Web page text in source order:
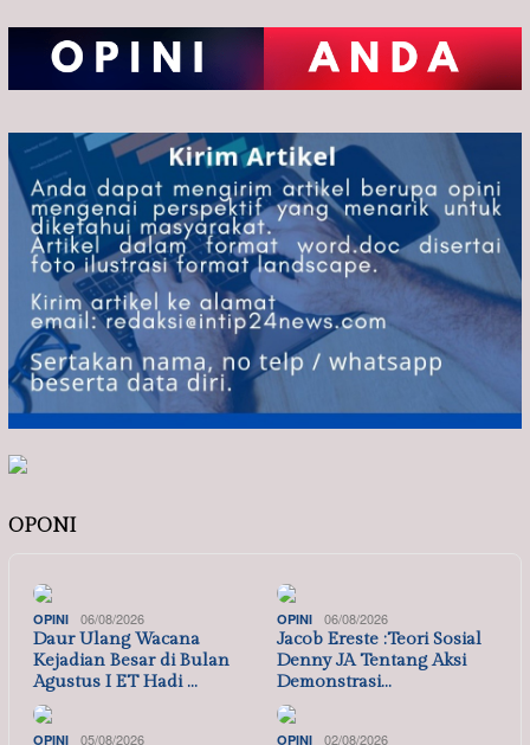
OPONI
OPINI 06/08/2026
Daur Ulang Wacana
Kejadian Besar di Bulan
Agustus I ET Hadi …
OPINI 06/08/2026
Jacob Ereste :Teori Sosial
Denny JA Tentang Aksi
Demonstrasi…
OPINI 05/08/2026 OPINI 02/08/2026